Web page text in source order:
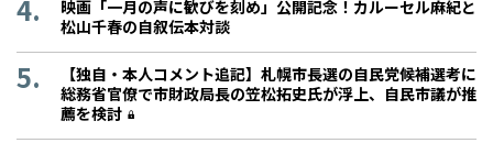
映画「一月の声に歓びを刻め」公開記念！カルーセル麻紀と
松山千春の自叙伝本対談
【独自・本人コメント追記】札幌市長選の自民党候補選考に
総務省官僚で市財政局長の笠松拓史氏が浮上、自民市議が推
薦を検討